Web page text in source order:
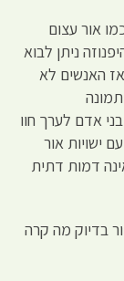
אור עצום
ניתן לבוא
האנשים לא
של מה שקרה. וכ 30 מיליון בני אדם לערך חוו
ישויות אור
דמות דתית
בדיוק מה קרה